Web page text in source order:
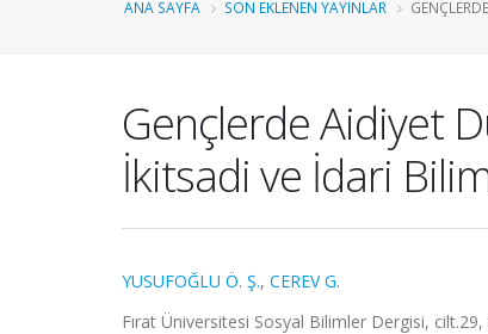
ANA SAYFA SON EKLENEN YAYINLAR
Gençlerde Aidiyet
İkitsadi ve İdari
YUSUFOĞLU Ö. Ş., CEREV G.
Fırat Üniversitesi Sosyal Bilimler Dergisi,